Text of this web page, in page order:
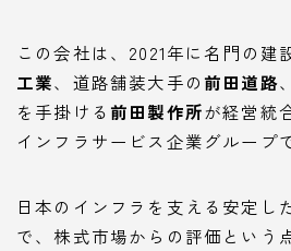
この会社は、2021年に名門の建
工業、道路舗装大手の 前田道路
を手掛ける 前田製作所が経営統
インフラサービス企業グループ
日本のインフラを支える安定し
で、株式市場からの評価という